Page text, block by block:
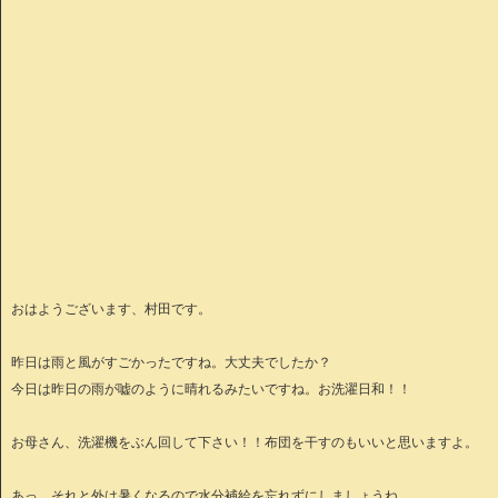
おはようございます、村田です。
昨日は雨と風がすごかったですね。大丈夫でしたか？
今日は昨日の雨が嘘のように晴れるみたいですね。お洗濯日和！！
お母さん、洗濯機をぶん回して下さい！！布団を干すのもいいと思いますよ。